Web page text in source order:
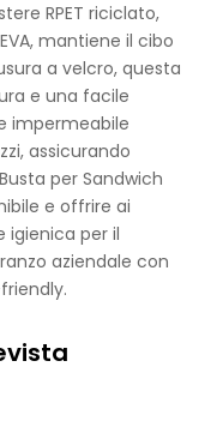
RPET riciclato,
mantiene il cibo
a velcro, questa
e una facile
impermeabile
assicurando
per Sandwich
e offrire ai
igienica per il
aziendale con